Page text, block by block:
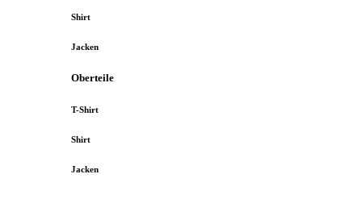
Shirt
Jacken
Oberteile
T-Shirt
Shirt
Jacken